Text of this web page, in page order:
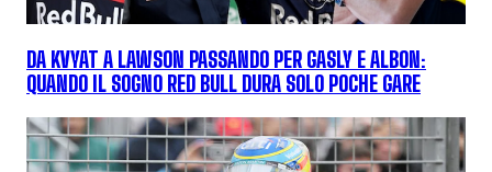
DA KVYAT A LAWSON PASSANDO PER GASLY E ALBON:
QUANDO IL SOGNO RED BULL DURA SOLO POCHE GARE